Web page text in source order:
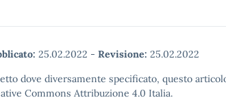
25.02.2022 - Revisione: 25.02.2022
dove diversamente specificato, questo
Commons Attribuzione 4.0 Italia.